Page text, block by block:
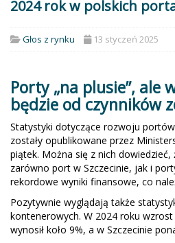
2024 rok w polskich
Głos z rynku 13 styczeń 2025
Porty „na plusie”, ale
będzie od czynników
Statystyki dotyczące rozwoju
zostały opublikowane przez
piątek. Można się z nich
zarówno port w Szczecinie, jak i
rekordowe wyniki finansowe, co
Pozytywnie wyglądają także
kontenerowych. W 2024 roku
wynosił koło 9%, a w Szczecinie